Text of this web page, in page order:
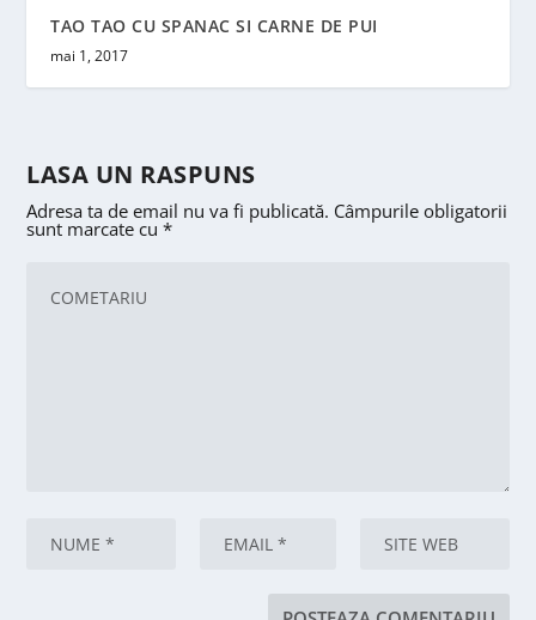
TAO TAO CU SPANAC SI CARNE DE PUI
mai 1, 2017
LASA UN RASPUNS
Adresa ta de email nu va fi publicată. Câmpurile obligatorii
sunt marcate cu*